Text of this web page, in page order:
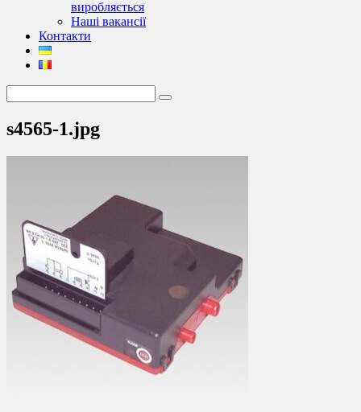
виробляється
Наші вакансії
Контакти
s4565-1.jpg